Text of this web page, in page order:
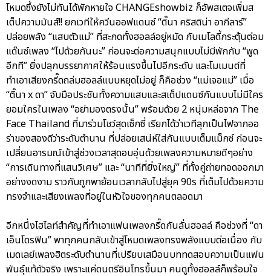
โหมดซึ้งยังไม่ทันได้พักหายใจ CHANGEshowbiz ก็อัพสเตจเพิ่มส
เต็ปความมันส์!! ยกเวทีให้ควีนออฟแดนซ์ “ติ๊นา คริสติน่า อากีลาร์”
ปล่อยพลัง “แสบตัวแม่” ที่สะกดทั้งฮอลล์อยู่หมัด กับเมโลดี้กระตุ้นต่อม
แด๊นซ์เพลง “ไปด้วยกันนะ” ก่อนจะต่อความสนุกแบบไม่มีพักกับ “พูด
อีกที” ยิ่งปลุกบรรยากาศให้ร้อนแรงขึ้นไปอีกระดับ และโมเมนต์ที่
ทำเอาเสียงกรี๊ดถล่มฮอลล์แบบหยุดไม่อยู่ ก็คือช่วง “แม่เจอแม่” เมื่อ
“ติ๊นา x ดา” จับมือประชันทั้งความแสบและสเต็ปแดนซ์กันแบบไม่มีใคร
ยอมใครในเพลง “อย่ามองตรงนั้น” พร้อมด้วย 2 หนุ่มหล่อจาก The
Face Thailand ที่มาร่วมโชว์สุดเซ็กซี่ เรียกได้ว่าเวทีลุกเป็นไฟจากออ
ร่าของสองดีว่าระดับตำนาน ที่ปล่อยเสน่ห์ใส่กันแบบเต็มแม็กซ์ ก่อนจะ
เปลี่ยนอารมณ์เข้าสู่ช่วงเวลาสุดอบอุ่นด้วยเพลงความหมายดีๆอย่าง
“การเดินทางที่แสนวิเศษ” และ “นาทีที่ยิ่งใหญ่” ที่ทั้งคู่ถ่ายทอดออกมา
อย่างงดงาม ราวกับถูกพาย้อนเวลากลับไปสู่ยุค 90s ที่เต็มไปด้วยความ
ทรงจำและเสียงเพลงที่อยู่ในหัวใจของทุกคนตลอดมา
อีกหนึ่งไฮไลท์สำคัญที่ทำเอาแฟนเพลงกรี๊ดกันลั่นฮอลล์ คือช่วงที่ “ดา
เอ็นโดรฟิน” พาทุกคนกลับเข้าสู่โหมดเพลงทรงพลังแบบต่อเนื่อง กับ
เมดเลย์เพลงฮิตระดับตำนานที่เปรียบเสมือนบททดสอบความเป็นแฟน
พันธุ์แท้ตัวจริง เพราะแค่ดนตรีอินโทรขึ้นมา คนดูทั้งฮอลล์ก็พร้อมใจ